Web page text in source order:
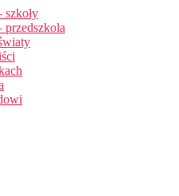
szkoły
przedszkola